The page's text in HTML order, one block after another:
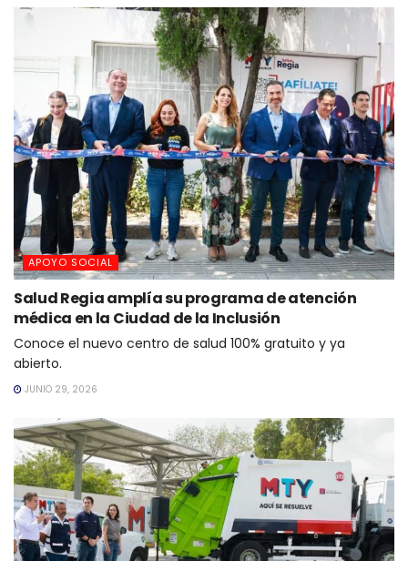
APOYO SOCIAL
Salud Regia amplía su programa de atención
médica en la Ciudad de la Inclusión
Conoce el nuevo centro de salud 100% gratuito y ya
abierto.
JUNIO 29, 2026